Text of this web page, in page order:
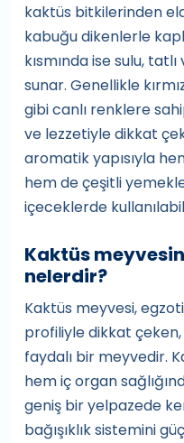
kaktüs bitkilerinden
kabuğu dikenlerle
kısmında ise sulu,
sunar. Genellikle
gibi canlı renklere
ve lezzetiyle dikkat
aromatik yapısıyla
hem de çeşitli
içeceklerde
Kaktüs
nelerdir?
Kaktüs meyvesi,
profiliyle dikkat çeken,
faydalı bir meyvedir.
hem iç organ
geniş bir yelpazede
bağışıklık sistemini